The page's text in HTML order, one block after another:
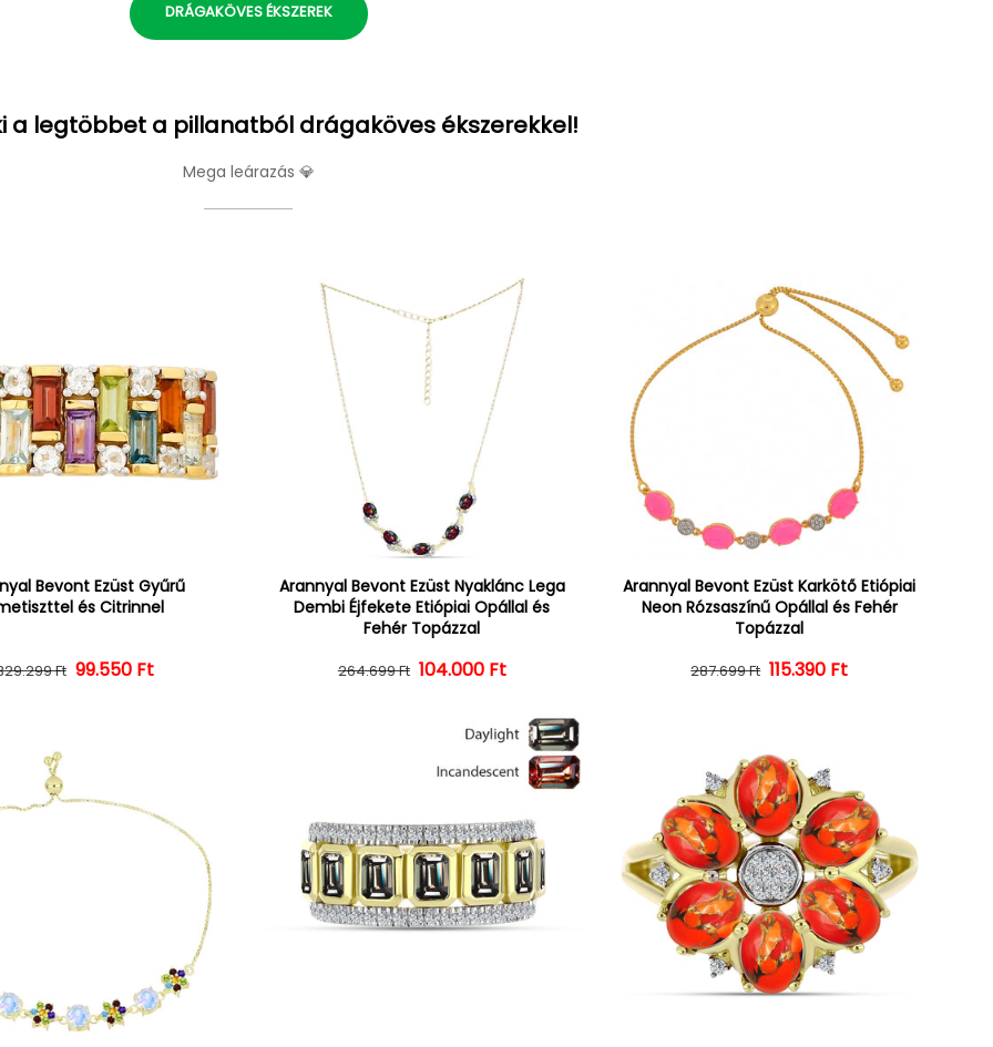
DRÁGAKÖVES ÉKSZEREK
a legtöbbet a pillanatból drágaköves ékszerekkel!
Mega leárazás 💎
Bevont Ezüst Gyűrű
és Citrinnel
Normál ár
Ft Kedvezményes ár
99.550 Ft
Arannyal Bevont Ezüst Nyaklánc Lega
Dembi Éjfekete Etiópiai Opállal és
Fehér Topázzal
Normál ár
264.699 Ft Kedvezményes ár
104.000 Ft
Arannyal Bevont Ezüst Karkötő Etiópiai
Neon Rózsaszínű Opállal és Fehér
Topázzal
Normál ár
287.699 Ft Kedvezményes ár
115.390 Ft